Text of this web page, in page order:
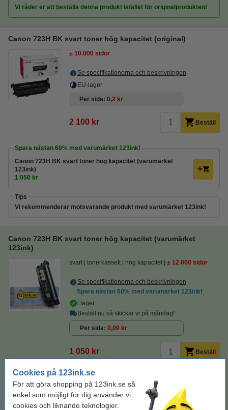
Cookies på 123ink.se
För att göra shopping på 123ink.se så
enkel som möjligt för dig använder vi
cookies och liknande teknologier.
Vi råder er att beställa denna produkt istället för originalprodukten!
Canon 723H BK svart toner hög kapacitet (original)
± 10.000 sidor
Se specifikationerna och beskrivningen
EU-lager
Per sida 0,2 kr
2 100 kr Beställ
Spara nästan 60% med varumärket 123ink!
Canon 723H BK svart toner hög kapacitet (varumärket
123ink)
1 050 kr
Tips
Vi rekommenderar motsvarande produkt med varumärket 123ink!
Canon 723H BK svart toner hög kapacitet (varumärket
123ink)
svart tonerkassett hög kapacitet ± 12.000 sidor
Se specifikationerna och beskrivningen
Spara nästan 60% med varumärket 123ink!
i lager
Beställ nu så skickar vi på måndag!
Per sida 0,09 kr
1 050 kr Beställ
Tips
Vi råder er att beställa denna produkt istället för originalprodukten!